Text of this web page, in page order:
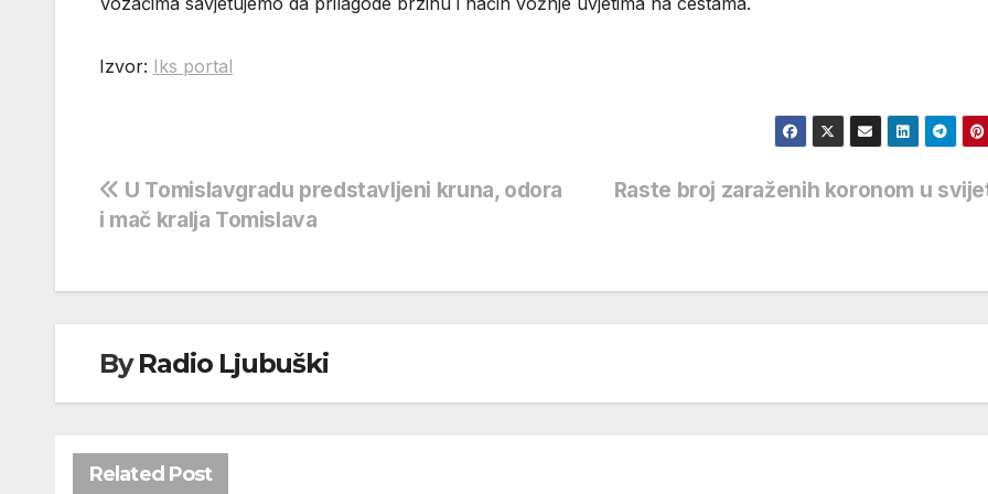
Izvor: Iks portal
Navigacija
objava
Raste broj zaraženih koronom u
U Tomislavgradu predstavljeni kruna, odora
i mač kralja Tomislava
ByRadio Ljubuški
Related Post